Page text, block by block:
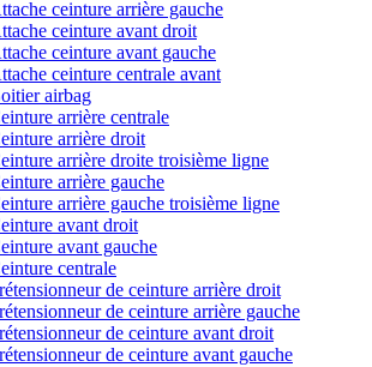
ceinture arrière gauche
ceinture avant droit
ceinture avant gauche
ceinture centrale avant
airbag
arrière centrale
arrière droit
arrière droite troisième ligne
arrière gauche
arrière gauche troisième ligne
avant droit
avant gauche
centrale
de ceinture arrière droit
de ceinture arrière gauche
de ceinture avant droit
de ceinture avant gauche